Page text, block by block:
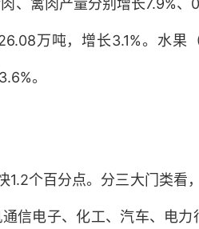
、禽肉产量分别增长7.9%
万吨，增长3.1%。水
。
个百分点。分三大门类看
信电子、化工、汽车、电